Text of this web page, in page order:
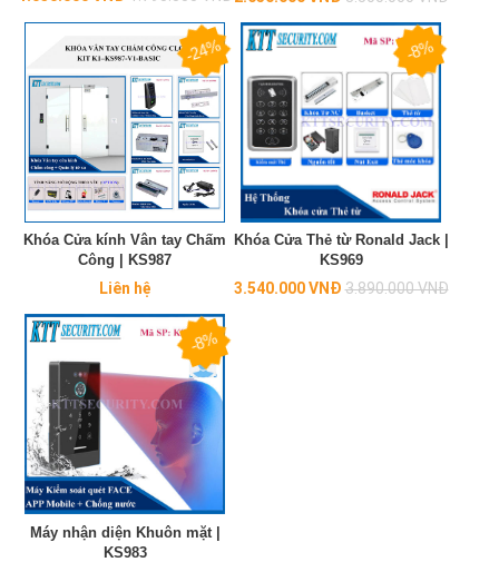
-24%
Khóa Cửa kính Vân tay Chấm
Công | KS987
Liên hệ
-8%
Khóa Cửa Thẻ từ Ronald Jack |
KS969
3.540.000 VNĐRegular
3.890.000 VNĐ
-8%
Máy nhận diện Khuôn mặt |
KS983